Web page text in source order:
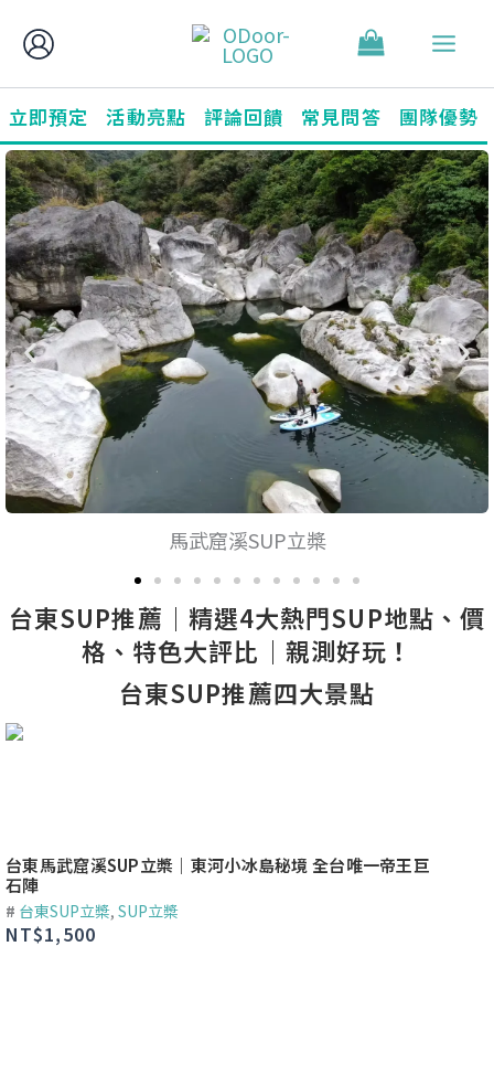
要
內
容
立即預定 活動亮點 評論回饋 常見問答 團隊優勢
馬武窟溪SUP立槳
台東SUP推薦｜精選4大熱門SUP地點、價
格、特色大評比｜親測好玩！
台東SUP推薦四大景點
台東馬武窟溪SUP立槳｜東河小冰島秘境 全台唯一帝王巨
石陣
# 台東SUP立槳, SUP立槳
NT$1,500